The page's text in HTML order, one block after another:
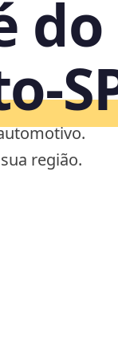
do
região.